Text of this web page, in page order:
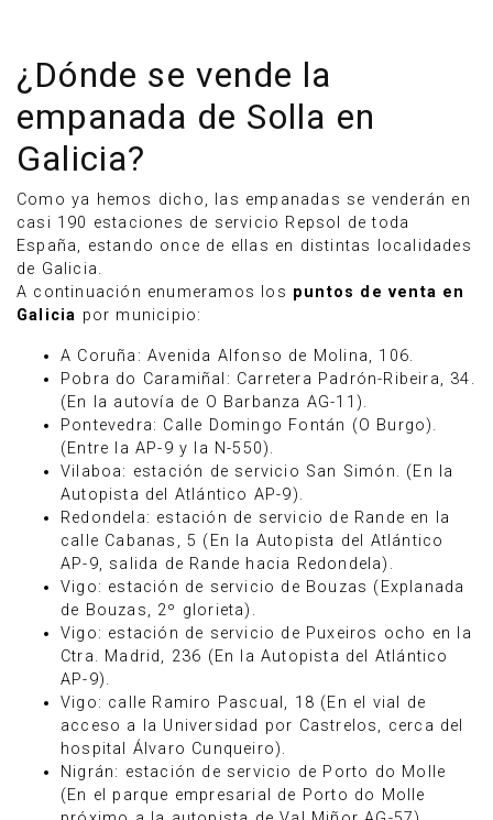
¿Dónde se vende la
empanada de Solla en
Galicia?
Como ya hemos dicho, las empanadas se venderán en
casi 190 estaciones de servicio Repsol de toda
España, estando once de ellas en distintas localidades
de Galicia.
A continuación enumeramos los puntos de venta en
Galicia por municipio:
A Coruña: Avenida Alfonso de Molina, 106.
Pobra do Caramiñal: Carretera Padrón-Ribeira, 34.
(En la autovía de O Barbanza AG-11).
Pontevedra: Calle Domingo Fontán (O Burgo).
(Entre la AP-9 y la N-550).
Vilaboa: estación de servicio San Simón. (En la
Autopista del Atlántico AP-9).
Redondela: estación de servicio de Rande en la
calle Cabanas, 5 (En la Autopista del Atlántico
AP-9, salida de Rande hacia Redondela).
Vigo: estación de servicio de Bouzas (Explanada
de Bouzas, 2º glorieta).
Vigo: estación de servicio de Puxeiros ocho en la
Ctra. Madrid, 236 (En la Autopista del Atlántico
AP-9).
Vigo: calle Ramiro Pascual, 18 (En el vial de
acceso a la Universidad por Castrelos, cerca del
hospital Álvaro Cunqueiro).
Nigrán: estación de servicio de Porto do Molle
(En el parque empresarial de Porto do Molle